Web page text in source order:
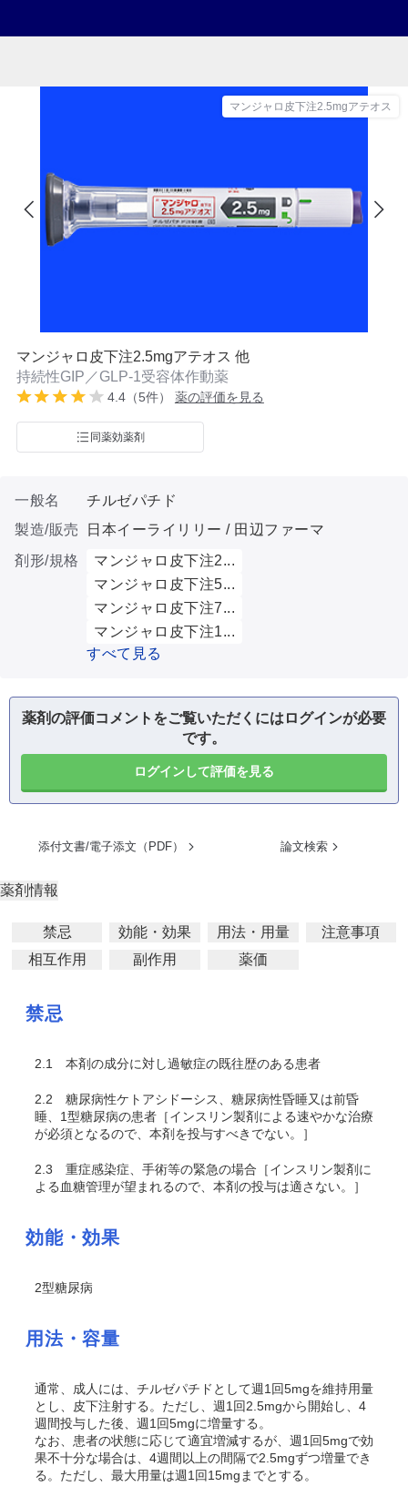
マンジャロ皮下注2.5mgアテオス
マンジャロ皮下注2.5mgアテオス 他
持続性GIP／GLP-1受容体作動薬
4.4（5件） 薬の評価を見る
同薬効薬剤
一般名
チルゼパチド
製造/販売
日本イーライリリー / 田辺ファーマ
剤形/規格
マンジャロ皮下注2...
マンジャロ皮下注5...
マンジャロ皮下注7...
マンジャロ皮下注1...
すべて見る
薬剤の評価コメントをご覧いただくにはログインが必要
です。
ログインして評価を見る
添付文書/電子添文（PDF） 論文検索
薬剤情報
禁忌 効能・効果 用法・用量
注意事項
相互作用
副作用 薬価
禁忌
2.1 本剤の成分に対し過敏症の既往歴のある患者
2.2 糖尿病性ケトアシドーシス、糖尿病性昏睡又は前昏
睡、1型糖尿病の患者［インスリン製剤による速やかな治療
が必須となるので、本剤を投与すべきでない。］
2.3 重症感染症、手術等の緊急の場合［インスリン製剤に
よる血糖管理が望まれるので、本剤の投与は適さない。］
効能・効果
2型糖尿病
用法・容量
通常、成人には、チルゼパチドとして週1回5mgを維持用量
とし、皮下注射する。ただし、週1回2.5mgから開始し、4
週間投与した後、週1回5mgに増量する。
なお、患者の状態に応じて適宜増減するが、週1回5mgで効
果不十分な場合は、4週間以上の間隔で2.5mgずつ増量でき
る。ただし、最大用量は週1回15mgまでとする。